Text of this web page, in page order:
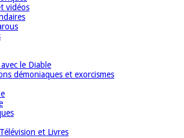
vidéos
le Diable
démoniaques et exorcismes
et Livres